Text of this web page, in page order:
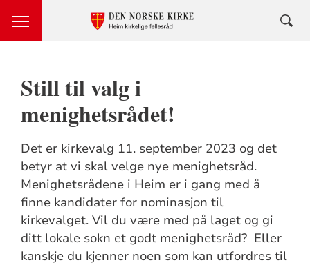
Still til valg i
menighetsrådet!
Det er kirkevalg 11. september 2023 og det
betyr at vi skal velge nye menighetsråd.
Menighetsrådene i Heim er i gang med å
finne kandidater for nominasjon til
kirkevalget. Vil du være med på laget og gi
ditt lokale sokn et godt menighetsråd? Eller
kanskje du kjenner noen som kan utfordres til